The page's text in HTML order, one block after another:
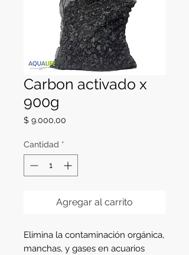
Carbon activado x
900g
$ 9.000,00
Cantidad *
Agregar al carrito
Elimina la contaminación orgánica,
manchas, y gases en acuarios